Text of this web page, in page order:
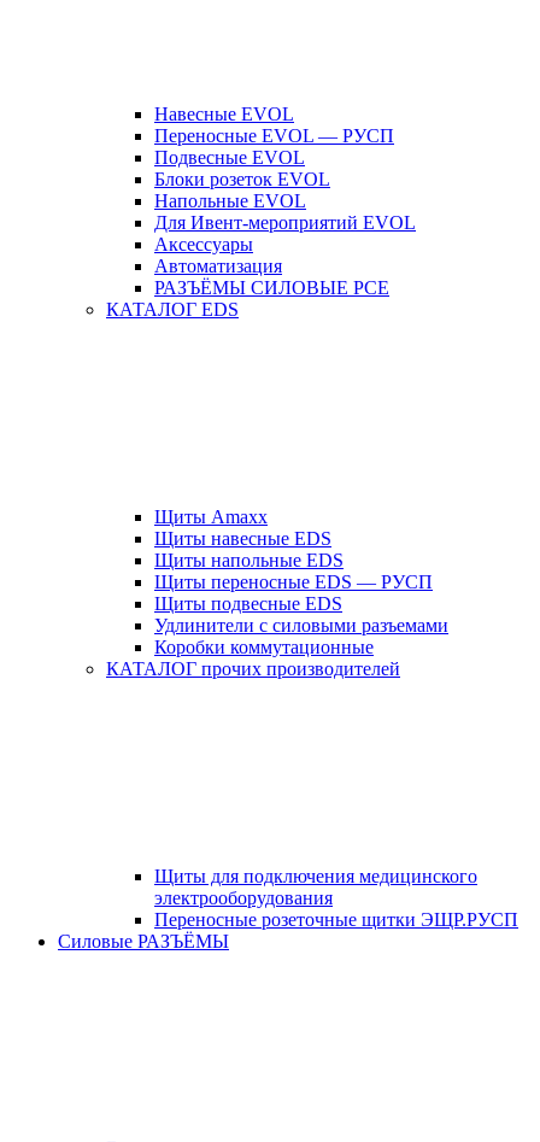
Навесные EVOL
Переносные EVOL — РУСП
Подвесные EVOL
Блоки розеток EVOL
Напольные EVOL
Для Ивент-мероприятий EVOL
Аксессуары
Автоматизация
РАЗЪЁМЫ СИЛОВЫЕ PCE
КАТАЛОГ EDS
Щиты Amaxx
Щиты навесные EDS
Щиты напольные EDS
Щиты переносные EDS — РУСП
Щиты подвесные EDS
Удлинители с силовыми разъемами
Коробки коммутационные
КАТАЛОГ прочих производителей
Щиты для подключения медицинского
электрооборудования
Переносные розеточные щитки ЭЩР.РУСП
Силовые РАЗЪЁМЫ